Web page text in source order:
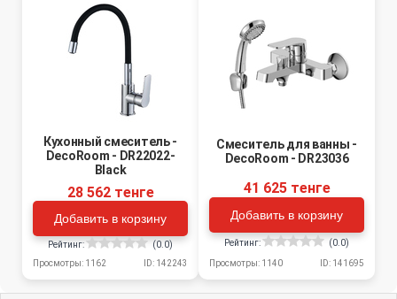
Кухонный смеситель -
DecoRoom - DR22022-
Black
28 562 тенге
Добавить в корзину
Рейтинг:
(0.0)
Просмотры: 1162
ID: 142243
Смеситель для ванны -
DecoRoom - DR23036
41 625 тенге
Добавить в корзину
Рейтинг: (0.0)
Просмотры: 1140 ID: 141695